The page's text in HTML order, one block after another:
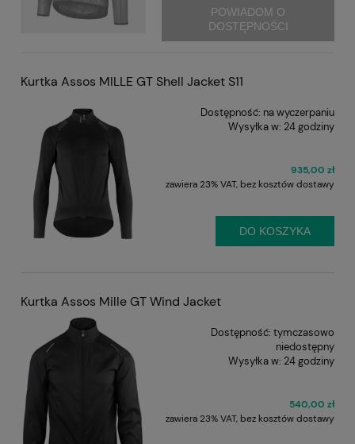
POWIADOM O
DOSTĘPNOŚCI
Kurtka Assos MILLE GT Shell Jacket S11
Dostępność: na wyczerpaniu
Wysyłka w: 24 godziny
935,00 zł
zawiera 23% VAT, bez kosztów dostawy
DO KOSZYKA
Kurtka Assos Mille GT Wind Jacket
Dostępność: tymczasowo
niedostępny
Wysyłka w: 24 godziny
540,00 zł
zawiera 23% VAT, bez kosztów dostawy